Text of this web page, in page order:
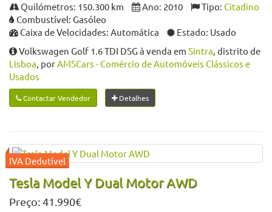
Quilómetros: 150.300 km
Ano: 2010 Tipo: Citadino
Combustível: Gasóleo
Caixa de Velocidades: Automática
Estado: Usado
Volkswagen Golf 1.6 TDI DSG à venda em Sintra, distrito de
Lisboa, porAMSCars - Comércio de Automóveis Clássicos e
Usados
Contactar Vendedor Detalhes
Tesla Model Y Dual Motor AWD
Preço: 41.990€